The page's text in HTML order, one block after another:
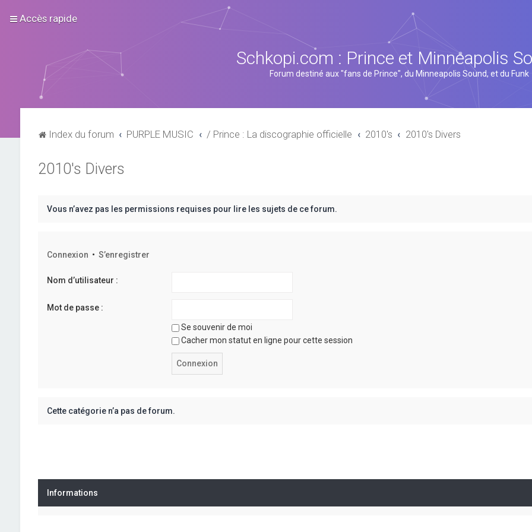
Accès rapide
Schkopi.com : Prince et Minneapolis
Forum destiné aux "fans de Prince", du Minneapolis Sound, et du Funk
Index du forum PURPLE MUSIC / Prince : La discographie officielle 2010's 2010's Divers
2010's Divers
Vous n’avez pas les permissions requises pour lire les sujets de ce forum.
Connexion • S’enregistrer
Nom d’utilisateur :
Mot de passe :
Se souvenir de moi
Cacher mon statut en ligne pour cette session
Cette catégorie n’a pas de forum.
Informations